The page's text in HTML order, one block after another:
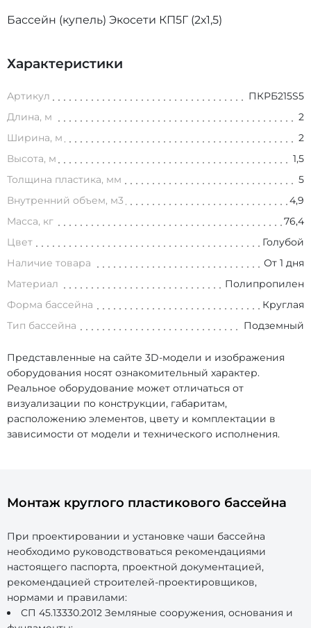
Бассейн (купель) Экосети КП5Г (2х1,5)
Характеристики
Артикул
ПКРБ215S5
Длина, м
2
Ширина, м
2
Высота, м
1,5
Толщина пластика, мм
5
Внутренний объем, м3
4,9
Масса, кг
76,4
Цвет
Голубой
Наличие товара
От 1 дня
Материал
Полипропилен
Форма бассейна
Круглая
Тип бассейна
Подземный
Представленные на сайте 3D-модели и изображения
оборудования носят ознакомительный характер.
Реальное оборудование может отличаться от
визуализации по конструкции, габаритам,
расположению элементов, цвету и комплектации в
зависимости от модели и технического исполнения.
Монтаж круглого пластикового бассейна
При проектировании и установке чаши бассейна
необходимо руководствоваться рекомендациями
настоящего паспорта, проектной документацией,
рекомендацией строителей-проектировщиков,
нормами и правилами:
СП 45.13330.2012 Земляные сооружения, основания и